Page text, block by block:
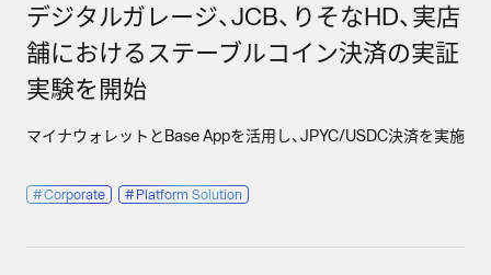
デジタルガレージ、JCB、りそなHD、実店
舗におけるステーブルコイン決済の実証
実験を開始
マイナウォレットとBase Appを活用し、JPYC/USDC決済を実施
#Corporate # Platform Solution